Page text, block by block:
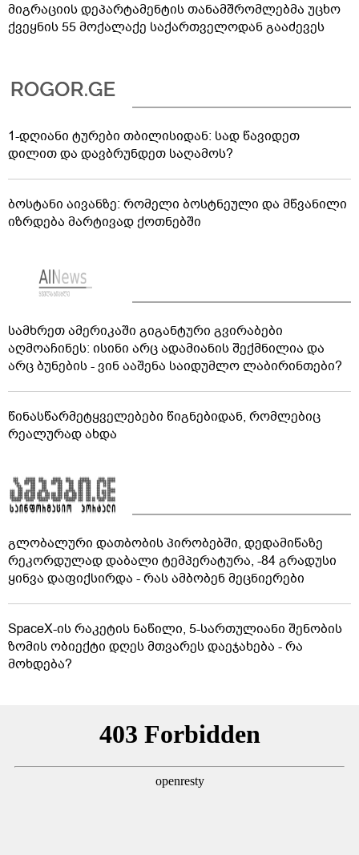
მიგრაციის დეპარტამენტის თანამშრომლებმა უცხო
ქვეყნის 55 მოქალაქე საქართველოდან გააძევეს
1-დღიანი ტურები თბილისიდან: სად წავიდეთ
დილით და დავბრუნდეთ საღამოს?
ბოსტანი აივანზე: რომელი ბოსტნეული და მწვანილი
იზრდება მარტივად ქოთნებში
სამხრეთ ამერიკაში გიგანტური გვირაბები
აღმოაჩინეს: ისინი არც ადამიანის შექმნილია და
არც ბუნების - ვინ ააშენა საიდუმლო ლაბირინთები?
წინასწარმეტყველებები წიგნებიდან, რომლებიც
რეალურად ახდა
გლობალური დათბობის პირობებში, დედამიწაზე
რეკორდულად დაბალი ტემპერატურა, -84 გრადუსი
ყინვა დაფიქსირდა - რას ამბობენ მეცნიერები
SpaceX-ის რაკეტის ნაწილი, 5-სართულიანი შენობის
ზომის ობიექტი დღეს მთვარეს დაეჯახება - რა
მოხდება?